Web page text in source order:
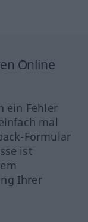
Online
ein Fehler
mal
Formular
ist
Ihrer